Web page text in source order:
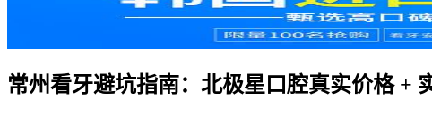
常州看牙避坑指南：北极星口腔真实价格 +